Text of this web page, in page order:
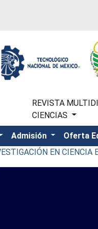
REVISTA
CIENCIAS
Admisión
Oferta
EN